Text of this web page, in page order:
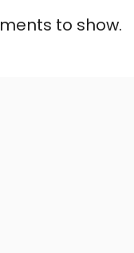
to show.